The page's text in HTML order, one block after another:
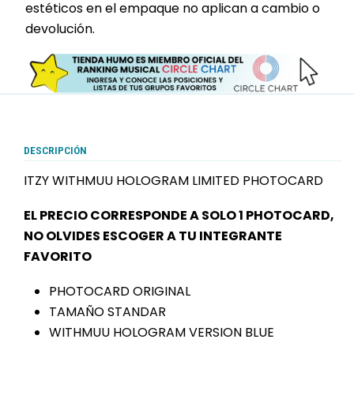
estéticos en el empaque no aplican a cambio o
devolución.
DESCRIPCIÓN
ITZY WITHMUU HOLOGRAM LIMITED PHOTOCARD
EL PRECIO CORRESPONDE A SOLO 1 PHOTOCARD,
NO OLVIDES ESCOGER A TU INTEGRANTE
FAVORITO
PHOTOCARD ORIGINAL
TAMAÑO STANDAR
WITHMUU HOLOGRAM VERSION BLUE